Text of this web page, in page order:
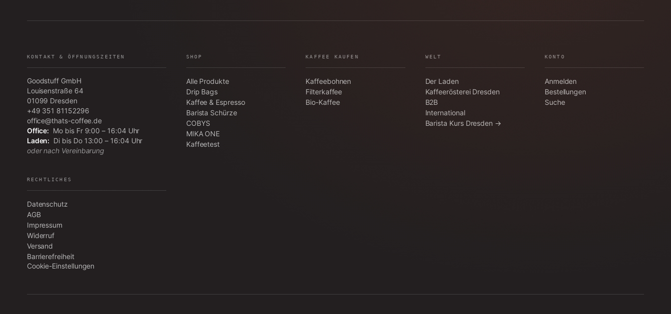
KONTAKT & ÖFFNUNGSZEITEN
Goodstuff GmbH
Louisenstraße 64
01099 Dresden
+49 351 81152296
office@thats-coffee.de
Office: Mo bis Fr 9:00 – 16:04 Uhr
Laden: Di bis Do 13:00 – 16:04 Uhr
oder nach Vereinbarung
SHOP
Alle Produkte
Drip Bags
Kaffee & Espresso
Barista Schürze
COBYS
MIKA ONE
Kaffeetest
KAFFEE KAUFEN
Kaffeebohnen
Filterkaffee
Bio-Kaffee
WELT
Der Laden
Kaffeerösterei Dresden
B2B
International
Barista Kurs Dresden →
KONTO
Anmelden
Bestellungen
Suche
RECHTLICHES
Datenschutz
AGB
Impressum
Widerruf
Versand
Barrierefreiheit
Cookie-Einstellungen